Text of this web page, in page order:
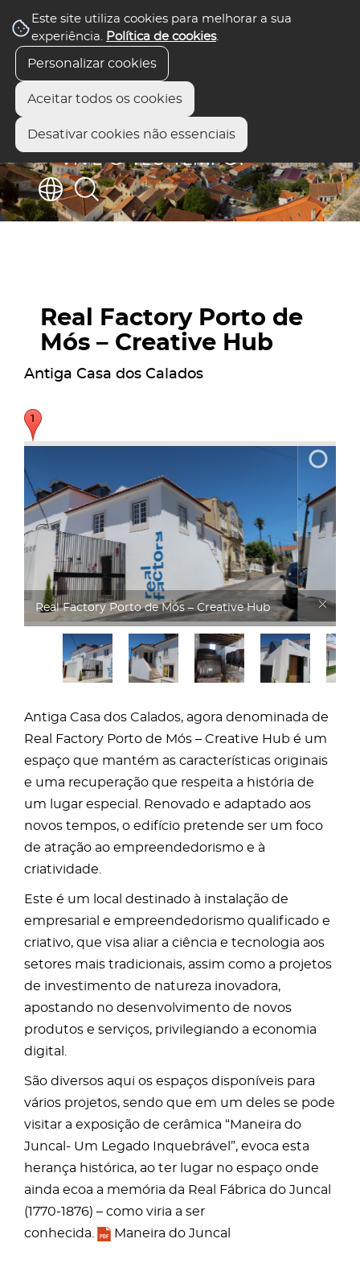
Este site utiliza cookies para melhorar a sua
experiência. Política de cookies.
Personalizar cookies
Aceitar todos os cookies
Desativar cookies não essenciais
Real Factory Porto de
Mós – Creative Hub
Antiga Casa dos Calados
Real Factory
Antiga Casa dos Calados, agora denominada de
Real Factory Porto de Mós – Creative Hub é um
espaço que mantém as características originais
e uma recuperação que respeita a história de
um lugar especial. Renovado e adaptado aos
novos tempos, o edifício pretende ser um foco
de atração ao empreendedorismo e à
criatividade.
Este é um local destinado à instalação de
empresarial e empreendedorismo qualificado e
criativo, que visa aliar a ciência e tecnologia aos
setores mais tradicionais, assim como a projetos
de investimento de natureza inovadora,
apostando no desenvolvimento de novos
produtos e serviços, privilegiando a economia
digital.
São diversos aqui os espaços disponíveis para
vários projetos, sendo que em um deles se pode
visitar a exposição de cerâmica “Maneira do
Juncal- Um Legado Inquebrável”, evoca esta
herança histórica, ao ter lugar no espaço onde
ainda ecoa a memória da Real Fábrica do Juncal
(1770-1876) – como viria a ser
conhecida.
Maneira do Juncal